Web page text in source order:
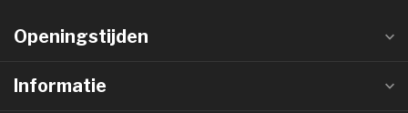
Openingstijden
Informatie